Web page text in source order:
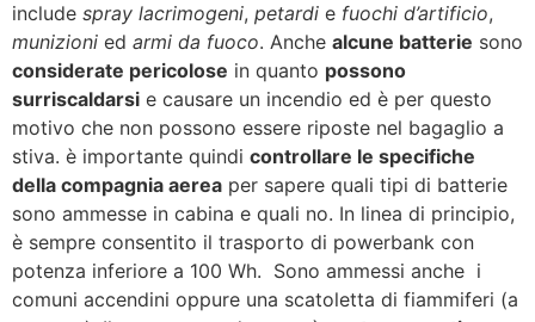
include spray lacrimogeni, petardi e fuochi d’artificio,
munizioni ed armi da fuoco. Anche alcune batterie sono
considerate pericolose in quanto possono
surriscaldarsi e causare un incendio ed è per questo
motivo che non possono essere riposte nel bagaglio a
stiva. è importante quindi controllare le specifiche
della compagnia aerea per sapere quali tipi di batterie
sono ammesse in cabina e quali no. In linea di principio,
è sempre consentito il trasporto di powerbank con
potenza inferiore a 100 Wh. Sono ammessi anche i
comuni accendini oppure una scatoletta di fiammiferi (a